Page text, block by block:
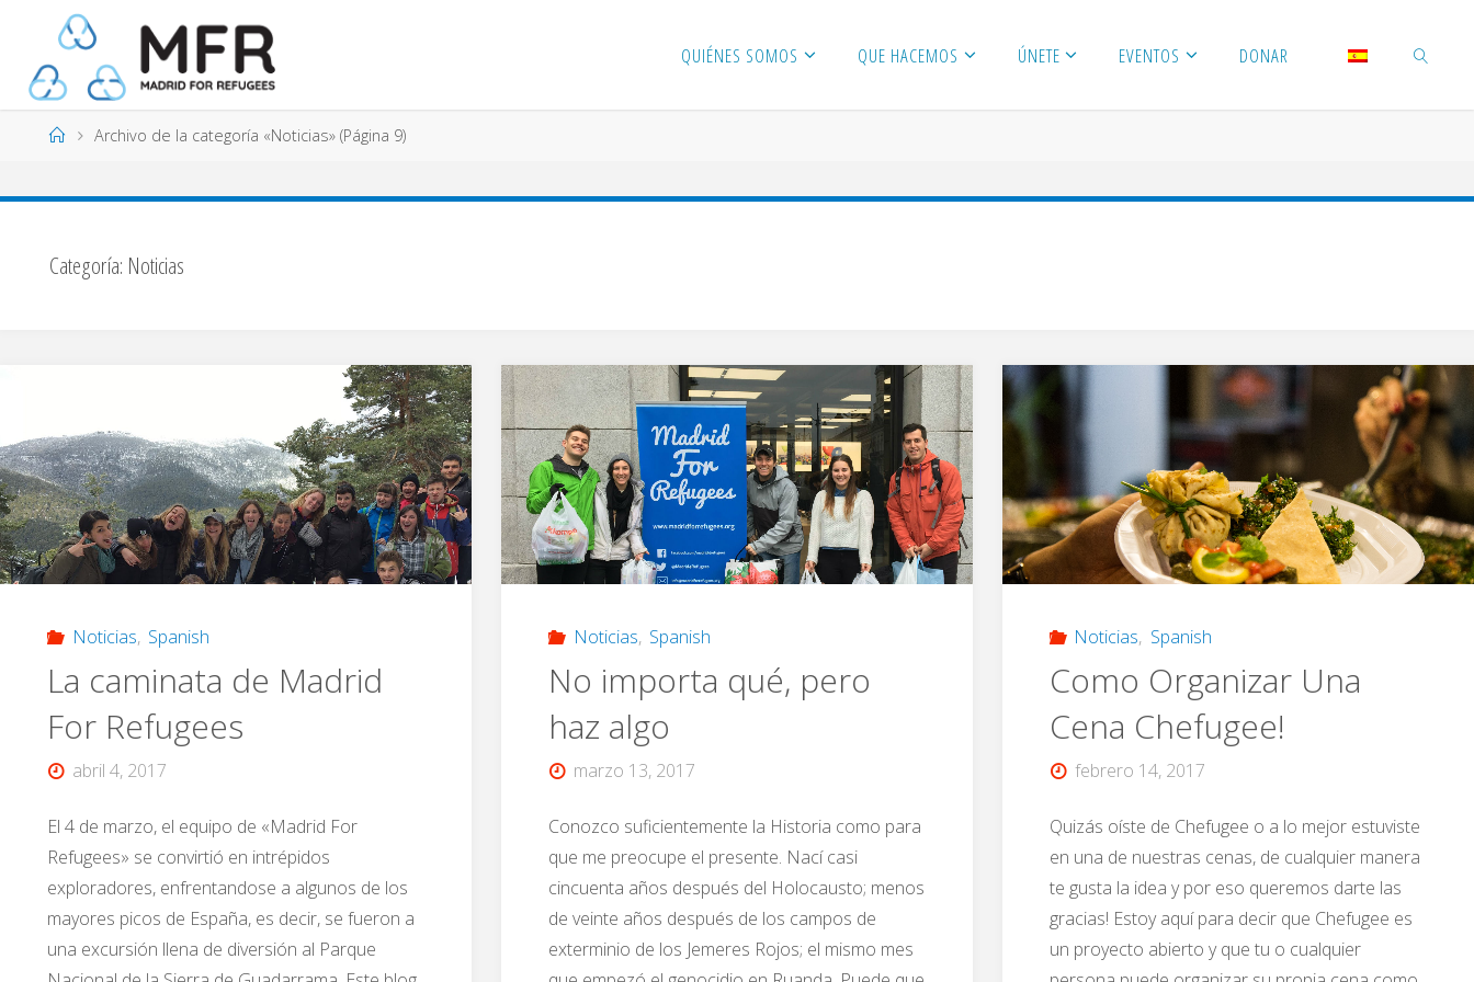
contenido
QUIÉNES SOMOS QUE HACEMOS ÚNETE EVENTOS DONAR
PáginaArchivo de la categoría «Noticias» (Página 9)
Categoría: Noticias
Noticias, Spanish
La caminata de Madrid
For Refugees
abril 4, 2017
El 4 de marzo, el equipo de «Madrid For
Refugees» se convirtió en intrépidos
exploradores, enfrentandose a algunos de los
mayores picos de España, es decir, se fueron a
una excursión llena de diversión al Parque
Noticias, Spanish
No importa qué, pero
haz algo
marzo 13, 2017
Conozco suficientemente la Historia como para
que me preocupe el presente. Nací casi
cincuenta años después del Holocausto; menos
de veinte años después de los campos de
exterminio de los Jemeres Rojos; el mismo mes
Noticias, Spanish
Como Organizar Una
Cena Chefugee!
febrero 14, 2017
Quizás oíste de Chefugee o a lo mejor estuviste
en una de nuestras cenas, de cualquier manera
te gusta la idea y por eso queremos darte las
gracias! Estoy aquí para decir que Chefugee es
un proyecto abierto y que tu o cualquier